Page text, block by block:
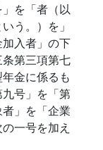
を「者（以
う。）を」
入者」の下
第三項第七
金に係るも
号」を「第
」を「企業
一号を加え